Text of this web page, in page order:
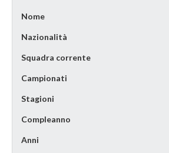
Nome
Nazionalità
Squadra corrente
Campionati
Stagioni
Compleanno
Anni